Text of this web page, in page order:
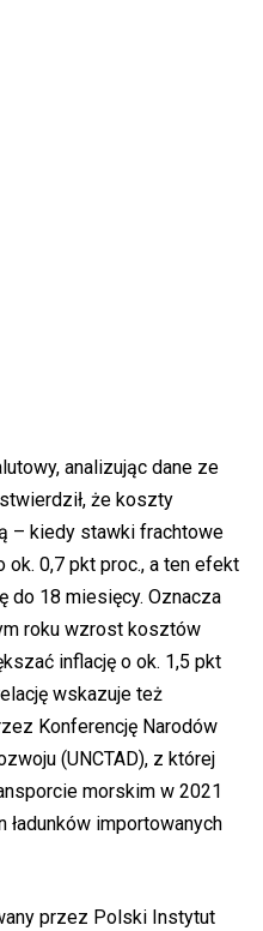
analizując dane ze
że koszty
– kiedy stawki frachtowe
ok. 0,7 pkt proc., a ten efekt
do 18 miesięcy. Oznacza
roku wzrost kosztów
inflację o ok. 1,5 pkt
wskazuje też
Konferencję Narodów
(UNCTAD), z której
morskim w 2021
importowanych
przez Polski Instytut